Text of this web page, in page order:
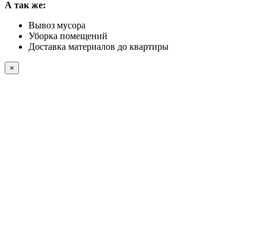
А так же:
Вывоз мусора
Уборка помещений
Доставка материалов до квартиры
×